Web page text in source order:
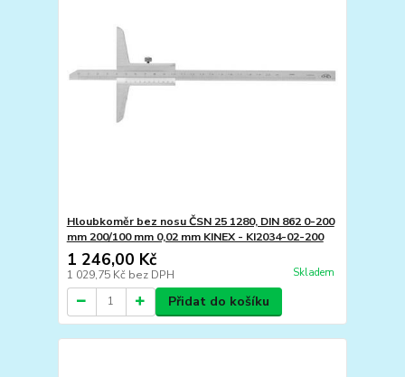
Hloubkoměr bez nosu ČSN 25 1280, DIN 862 0-200
mm 200/100 mm 0,02 mm KINEX - KI2034-02-200
1 246,00 Kč
1 029,75 Kč bez DPH Skladem
Přidat do košíku